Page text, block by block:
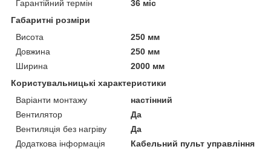
Гарантійний термін
36 міс
Габаритні розміри
Висота
250 мм
Довжина
250 мм
Ширина
2000 мм
Користувальницькі характеристики
Варіанти монтажу
настінний
Вентилятор
Да
Вентиляція без нагріву
Да
Додаткова інформація
Кабельний пульт управління